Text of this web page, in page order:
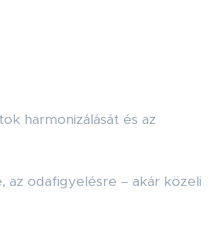
harmonizálását és az
az odafigyelésre – akár közeli